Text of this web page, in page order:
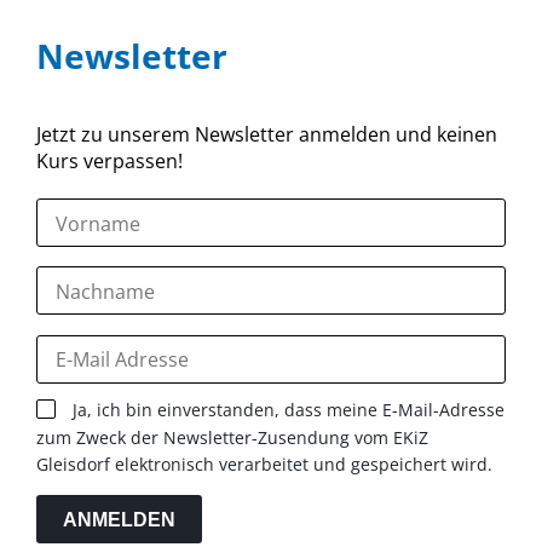
Newsletter
Jetzt zu unserem Newsletter anmelden und keinen
Kurs verpassen!
Ja, ich bin einverstanden, dass meine E-Mail-Adresse
zum Zweck der Newsletter-Zusendung vom EKiZ
Gleisdorf elektronisch verarbeitet und gespeichert wird.
ANMELDEN